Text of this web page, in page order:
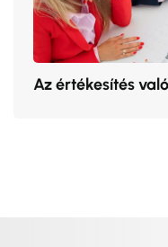
Az értékesítés